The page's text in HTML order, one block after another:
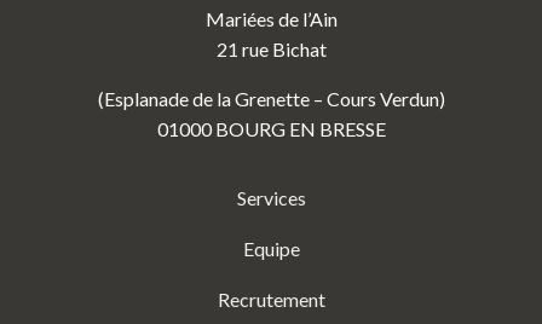
Mariées de l’Ain
21 rue Bichat
(Esplanade de la Grenette – Cours Verdun)
01000 BOURG EN BRESSE
Services
Equipe
Recrutement